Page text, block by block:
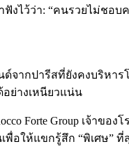
ฟังไว้ว่า: “คนรวยไม่ชอ
ด์จากปารีสที่ยังคงบริหา
ย่างเหนียวแน่น
Group เจ้าของโ
อให้แขกรู้สึก “พิเศษ”